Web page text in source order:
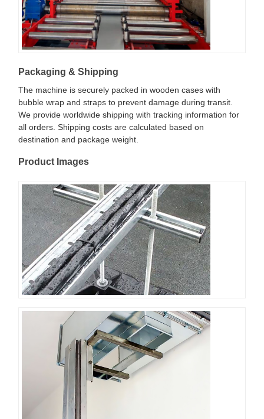
Packaging & Shipping
The machine is securely packed in wooden cases with
bubble wrap and straps to prevent damage during transit.
We provide worldwide shipping with tracking information for
all orders. Shipping costs are calculated based on
destination and package weight.
Product Images